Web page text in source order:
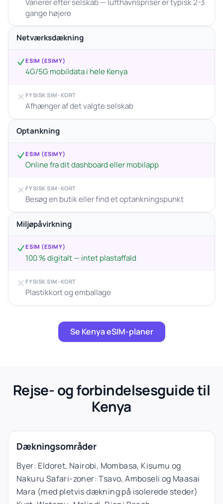
gange højere
Netværksdækning
ESIM (ESIMY)
4G/5G mobildata i hele Kenya
FYSISK SIM-KORT
Afhænger af det valgte selskab
Optankning
ESIM (ESIMY)
Online fra dit dashboard eller mobilapp
FYSISK SIM-KORT
Besøg en butik eller find et optankningspunkt
Miljøpåvirkning
ESIM (ESIMY)
100 % digitalt — intet plastaffald
FYSISK SIM-KORT
Plastikkort og emballage
Se Kenya eSIM-planer
Rejse- og forbindelsesguide til
Kenya
Dækningsområder
Byer: Eldoret, Nairobi, Mombasa, Kisumu og
Nakuru Safari-zoner: Tsavo, Amboseli og Maasai
Mara (med pletvis dækning på isolerede steder)